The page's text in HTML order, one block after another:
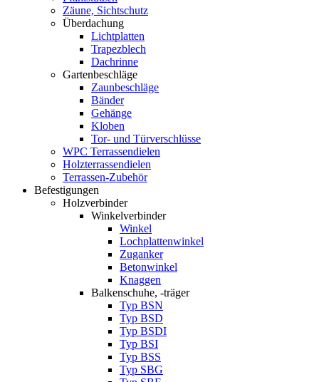
Zäune, Sichtschutz
Überdachung
Lichtplatten
Trapezblech
Dachrinne
Gartenbeschläge
Zaunbeschläge
Bänder
Gehänge
Kloben
Tor- und Türverschlüsse
WPC Terrassendielen
Holzterrassendielen
Terrassen-Zubehör
Befestigungen
Holzverbinder
Winkelverbinder
Winkel
Lochplattenwinkel
Zuganker
Betonwinkel
Knaggen
Balkenschuhe, -träger
Typ BSN
Typ BSD
Typ BSDI
Typ BSI
Typ BSS
Typ SBG